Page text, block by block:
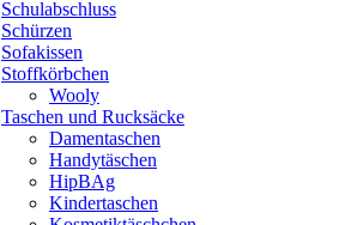
Schulabschluss
Schürzen
Sofakissen
Stoffkörbchen
Wooly
Taschen und Rucksäcke
Damentaschen
Handytäschen
HipBAg
Kindertaschen